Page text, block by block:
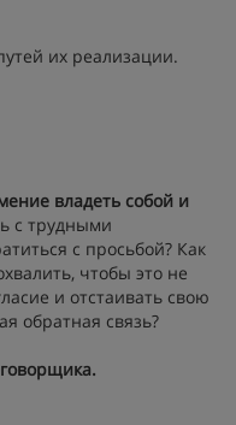
их реализации.
владеть собой и
с трудными
с просьбой? Как
чтобы это не
и отстаивать свою
обратная связь?